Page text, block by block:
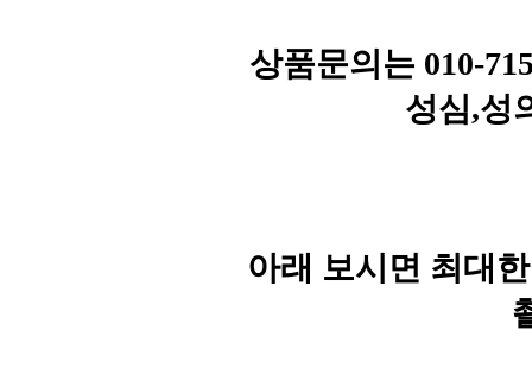
상품문의는 010-
성심,성
아래 보시면 최대